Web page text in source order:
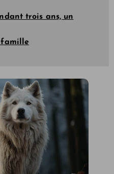
trois ans, un
famille